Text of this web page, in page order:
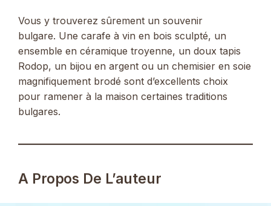
Vous y trouverez sûrement un souvenir
bulgare. Une carafe à vin en bois sculpté, un
ensemble en céramique troyenne, un doux tapis
Rodop, un bijou en argent ou un chemisier en soie
magnifiquement brodé sont d’excellents choix
pour ramener à la maison certaines traditions
bulgares.
A Propos De L’auteur